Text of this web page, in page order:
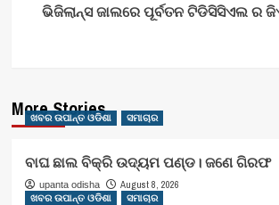
ଭିଜିଲାନ୍ସ ଜାଲରେ ପୂର୍ବତନ ଟିଡିସିସିଏଲ ର
More Stories
ଖବର ଉପାନ୍ତ ଓଡିଶା ସମାଚାର
ବାଘ ଛାଲ ବିକ୍ରି ଉଦ୍ୟମ ପଣ୍ଡ। ଜଣେ ଗିରଫ
upanta odisha
August 8, 2026
ଖବର ଉପାନ୍ତ ଓଡିଶା
ସମାଚାର